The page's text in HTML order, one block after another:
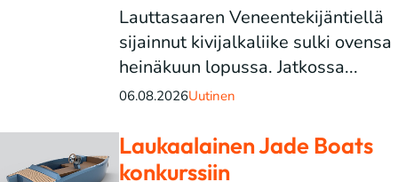
Lauttasaaren Veneentekijäntiellä
sijainnut kivijalkaliike sulki ovensa
heinäkuun lopussa. Jatkossa...
06.08.2026Uutinen
Laukaalainen Jade Boats
konkurssiin